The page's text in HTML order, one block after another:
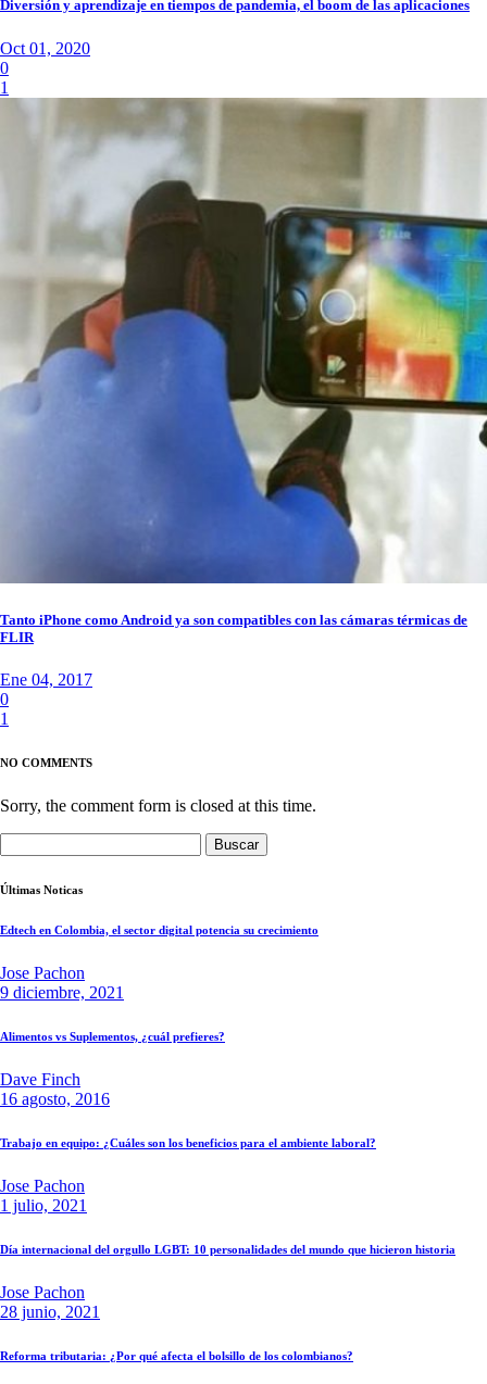
Diversión y aprendizaje en tiempos de pandemia, el boom de las aplicaciones
Oct 01, 2020
0
1
Tanto iPhone como Android ya son compatibles con las cámaras térmicas de
FLIR
Ene 04, 2017
0
1
NO COMMENTS
Sorry, the comment form is closed at this time.
Últimas Noticas
Edtech en Colombia, el sector digital potencia su crecimiento
Jose Pachon
9 diciembre, 2021
Alimentos vs Suplementos, ¿cuál prefieres?
Dave Finch
16 agosto, 2016
Trabajo en equipo: ¿Cuáles son los beneficios para el ambiente laboral?
Jose Pachon
1 julio, 2021
Día internacional del orgullo LGBT: 10 personalidades del mundo que hicieron historia
Jose Pachon
28 junio, 2021
Reforma tributaria: ¿Por qué afecta el bolsillo de los colombianos?